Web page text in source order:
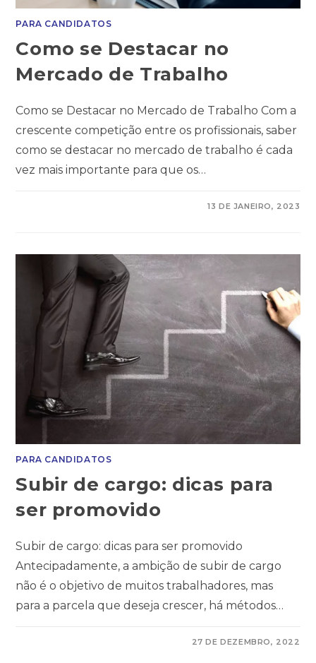
PARA CANDIDATOS
Como se Destacar no
Mercado de Trabalho
Como se Destacar no Mercado de Trabalho Com a
crescente competição entre os profissionais, saber
como se destacar no mercado de trabalho é cada
vez mais importante para que os…
13 DE JANEIRO, 2023
PARA CANDIDATOS
Subir de cargo: dicas para
ser promovido
Subir de cargo: dicas para ser promovido
Antecipadamente, a ambição de subir de cargo
não é o objetivo de muitos trabalhadores, mas
para a parcela que deseja crescer, há métodos…
27 DE DEZEMBRO, 2022